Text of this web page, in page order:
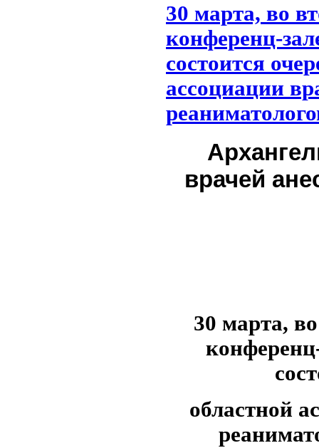
30 марта, во
конференц-
состоится
ассоциации
врачей
30 марта,
областной